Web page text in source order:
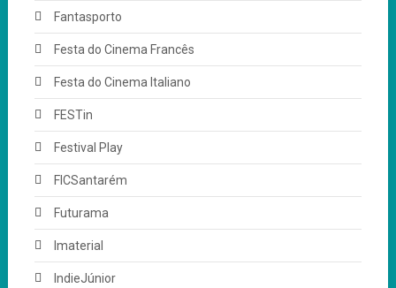
Fantasporto
Festa do Cinema Francês
Festa do Cinema Italiano
FESTin
Festival Play
FICSantarém
Futurama
Imaterial
IndieJúnior